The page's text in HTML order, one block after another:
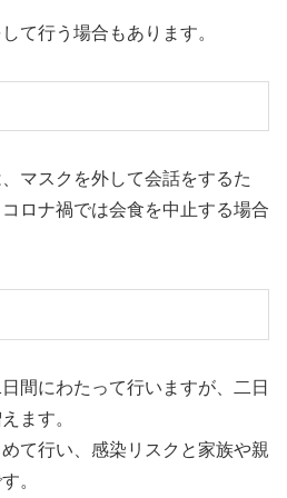
て行う場合もあります。
マスクを外して会話をするた
ロナ禍では会食を中止する場合
間にわたって行いますが、二日
ます。
て行い、感染リスクと家族や親
。